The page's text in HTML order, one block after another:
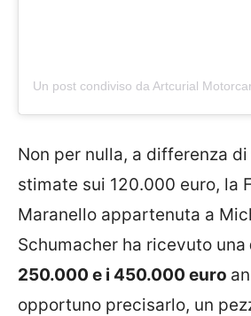
Non per nulla, a differenza
stimate sui 120.000 euro, la
Maranello appartenuta a
Schumacher ha ricevuto una
250.000 e i 450.000 euro
opportuno precisarlo, un